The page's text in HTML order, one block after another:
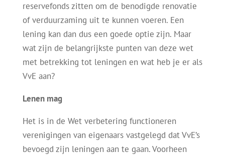
reservefonds zitten om de benodigde renovatie
of verduurzaming uit te kunnen voeren. Een
lening kan dan dus een goede optie zijn. Maar
wat zijn de belangrijkste punten van deze wet
met betrekking tot leningen en wat heb je er als
VvE aan?
Lenen mag
Het is in de Wet verbetering functioneren
verenigingen van eigenaars vastgelegd dat VvE’s
bevoegd zijn leningen aan te gaan. Voorheen